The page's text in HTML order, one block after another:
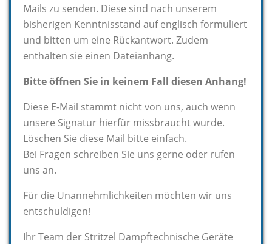
Mails zu senden. Diese sind nach unserem
bisherigen Kenntnisstand auf englisch formuliert
und bitten um eine Rückantwort. Zudem
enthalten sie einen Dateianhang.
Bitte öffnen Sie in keinem Fall diesen Anhang!
Diese E-Mail stammt nicht von uns, auch wenn
unsere Signatur hierfür missbraucht wurde.
Löschen Sie diese Mail bitte einfach.
Bei Fragen schreiben Sie uns gerne oder rufen
uns an.
Für die Unannehmlichkeiten möchten wir uns
entschuldigen!
Ihr Team der Stritzel Dampftechnische Geräte